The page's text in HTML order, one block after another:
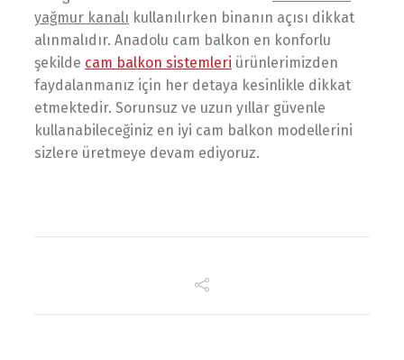
yağmur kanalı kullanılırken binanın açısı dikkat
alınmalıdır. Anadolu cam balkon en konforlu
şekilde cam balkon sistemleri ürünlerimizden
faydalanmanız için her detaya kesinlikle dikkat
etmektedir. Sorunsuz ve uzun yıllar güvenle
kullanabileceğiniz en iyi cam balkon modellerini
sizlere üretmeye devam ediyoruz.